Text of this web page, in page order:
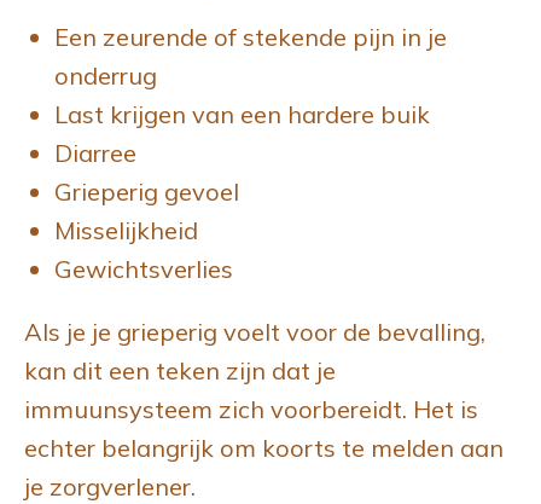
Een zeurende of stekende pijn in je
onderrug
Last krijgen van een hardere buik
Diarree
Grieperig gevoel
Misselijkheid
Gewichtsverlies
Als je je grieperig voelt voor de bevalling,
kan dit een teken zijn dat je
immuunsysteem zich voorbereidt. Het is
echter belangrijk om koorts te melden aan
je zorgverlener.